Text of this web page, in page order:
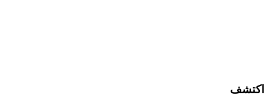
اكتشف